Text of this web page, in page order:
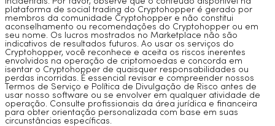
plataforma de social trading do Cryptohopper é gerado por
membros da comunidade Cryptohopper e não constitui
aconselhamento ou recomendações do Cryptohopper ou em
seu nome. Os lucros mostrados no Marketplace não são
indicativos de resultados futuros. Ao usar os serviços do
Cryptohopper, você reconhece e aceita os riscos inerentes
envolvidos na operação de criptomoedas e concorda em
isentar o Cryptohopper de quaisquer responsabilidades ou
perdas incorridas. É essencial revisar e compreender nossos
Termos de Serviço e Política de Divulgação de Risco antes de
usar nosso software ou se envolver em qualquer atividade de
operação. Consulte profissionais da área jurídica e financeira
para obter orientação personalizada com base em suas
circunstâncias específicas.